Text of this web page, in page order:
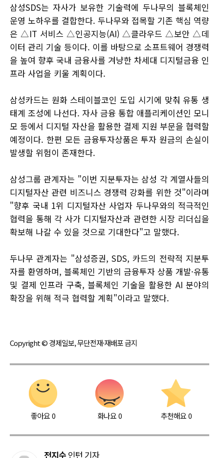
삼성SDS는 자사가 보유한 기술력에 두나무의 블록체인
운영 노하우를 결합한다. 두나무와 접목할 기존 핵심 역량
은 △IT 서비스 △인공지능(AI) △클라우드 △보안 △데
이터 관리 기술 등이다. 이를 바탕으로 소프트웨어 경쟁력
을 높여 향후 국내 금융사를 겨냥한 차세대 디지털금융 인
프라 사업을 키울 계획이다.
삼성카드는 원화 스테이블코인 도입 시기에 맞춰 유통 생
태계 조성에 나선다. 자사 금융 통합 애플리케이션인 모니
모 등에서 디지털 자산을 활용한 결제 지원 부문을 협력할
예정이다. 한편 모든 금융투자상품은 투자 원금의 손실이
발생할 위험이 존재한다.
삼성그룹 관계자는 "이번 지분투자는 삼성 각 계열사들의
디지털자산 관련 비즈니스 경쟁력 강화를 위한 것"이라며
"향후 국내 1위 디지털자산 사업자 두나무와의 적극적인
협력을 통해 각 사가 디지털자산과 관련한 시장 리더십을
확보해 나갈 수 있을 것으로 기대한다"고 말했다.
두나무 관계자는 "삼성증권, SDS, 카드의 전략적 지분투
자를 환영하며, 블록체인 기반의 금융투자 상품 개발·유통
및 결제 인프라 구축, 블록체인 기술을 활용한 AI 분야의
확장을 위해 적극 협력할 계획"이라고 말했다.
Copyright © 경제일보, 무단전재·재배포 금지
좋아요0 화나요0 추천해요 0
전지수 인턴 기자